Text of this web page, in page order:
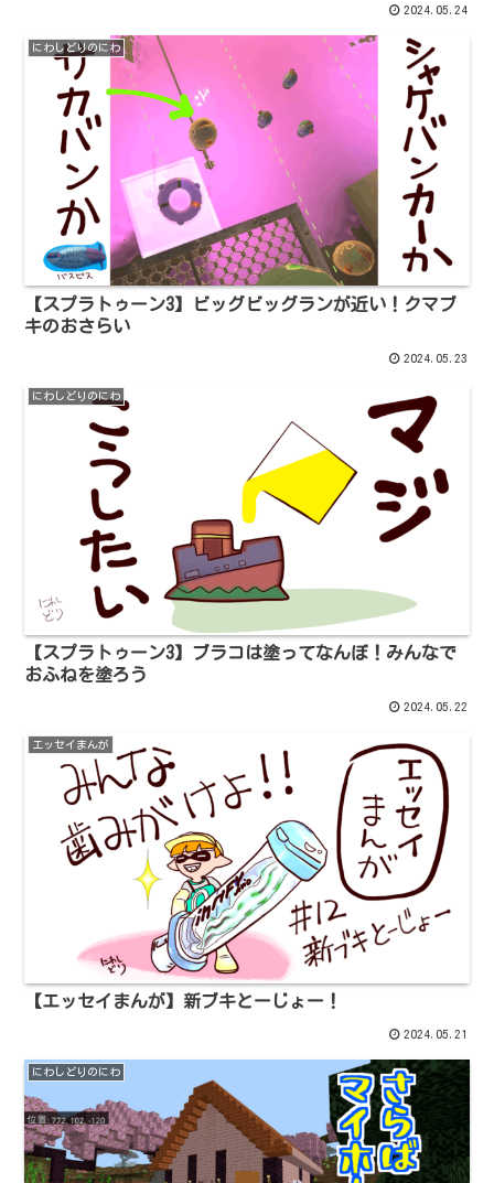
2024.05.24
にわしどりのにわ
【スプラトゥーン3】ビッグビッグランが近い！クマブ
キのおさらい
2024.05.23
にわしどりのにわ
【スプラトゥーン3】ブラコは塗ってなんぼ！みんなで
おふねを塗ろう
2024.05.22
エッセイまんが
【エッセイまんが】新ブキとーじょー！
2024.05.21
にわしどりのにわ